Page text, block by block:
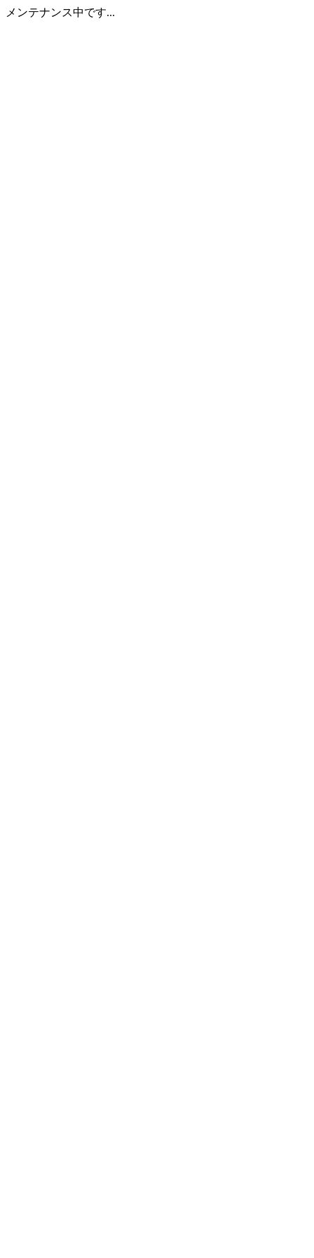
メンテナンス中です...